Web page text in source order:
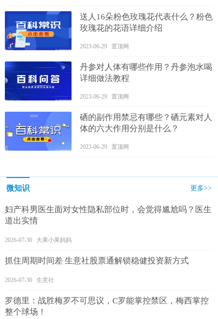
送人16朵粉色玫瑰花代表什么？粉色
玫瑰花的花语详细介绍
2023-06-29 置顶网
丹参对人体有哪些作用？丹参泡水喝
详细做法教程
2023-06-29 置顶网
硒的副作用禁忌有哪些？硒元素对人
体的六大作用分别是什么？
2023-06-29 置顶网
微知识 更多>>
妇产科男医生面对女性隐私部位时，会觉得尴尬吗？医生
道出实情
2026-07-30 大果小果妈妈
抓住周期时间差 生意社股票通解锁稳健投资新方式
2026-07-30 生意社
罗德里：战胜梅罗不可思议，C罗能掌控禁区，梅西掌控
整个球场！